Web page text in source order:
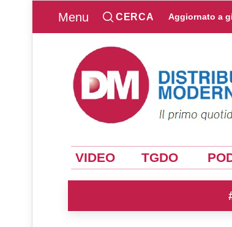
Menu CERCA Aggiornato a
VIDEO TGDO